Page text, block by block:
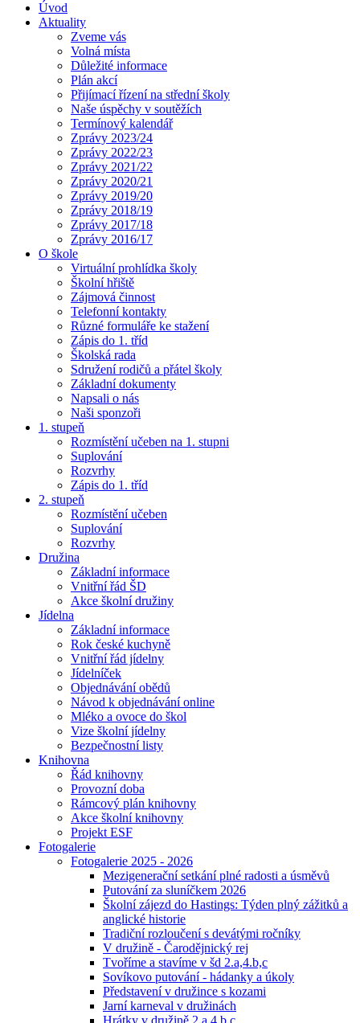
Úvod
Aktuality
Zveme vás
Volná místa
Důležité informace
Plán akcí
Přijímací řízení na střední školy
Naše úspěchy v soutěžích
Termínový kalendář
Zprávy 2023/24
Zprávy 2022/23
Zprávy 2021/22
Zprávy 2020/21
Zprávy 2019/20
Zprávy 2018/19
Zprávy 2017/18
Zprávy 2016/17
O škole
Virtuální prohlídka školy
Školní hřiště
Zájmová činnost
Telefonní kontakty
Různé formuláře ke stažení
Zápis do 1. tříd
Školská rada
Sdružení rodičů a přátel školy
Základní dokumenty
Napsali o nás
Naši sponzoři
1. stupeň
Rozmístění učeben na 1. stupni
Suplování
Rozvrhy
Zápis do 1. tříd
2. stupeň
Rozmístění učeben
Suplování
Rozvrhy
Družina
Základní informace
Vnitřní řád ŠD
Akce školní družiny
Jídelna
Základní informace
Rok české kuchyně
Vnitřní řád jídelny
Jídelníček
Objednávání obědů
Návod k objednávání online
Mléko a ovoce do škol
Vize školní jídelny
Bezpečnostní listy
Knihovna
Řád knihovny
Provozní doba
Rámcový plán knihovny
Akce školní knihovny
Projekt ESF
Fotogalerie
Fotogalerie 2025 - 2026
Mezigenerační setkání plné radosti a úsměvů
Putování za sluníčkem 2026
Školní zájezd do Hastings: Týden plný zážitků a
anglické historie
Tradiční rozloučení s devátými ročníky
V družině - Čarodějnický rej
Tvoříme a stavíme v šd 2.a,4.b,c
Sovíkovo putování - hádanky a úkoly
Představení v družince s kozami
Jarní karneval v družinách